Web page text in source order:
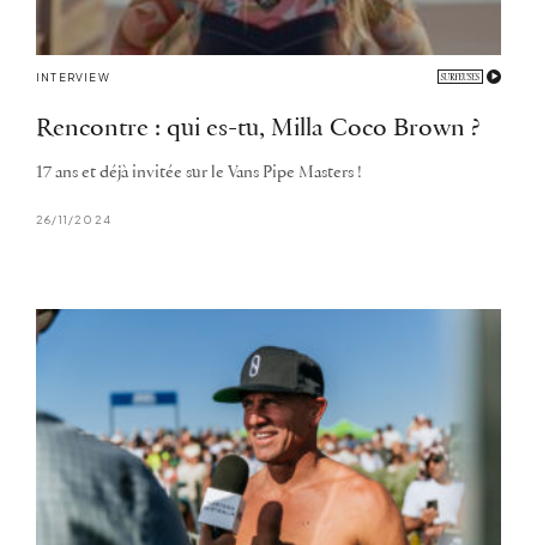
INTERVIEW
Rencontre : qui es-tu, Milla Coco Brown ?
17 ans et déjà invitée sur le Vans Pipe Masters !
26/11/2024